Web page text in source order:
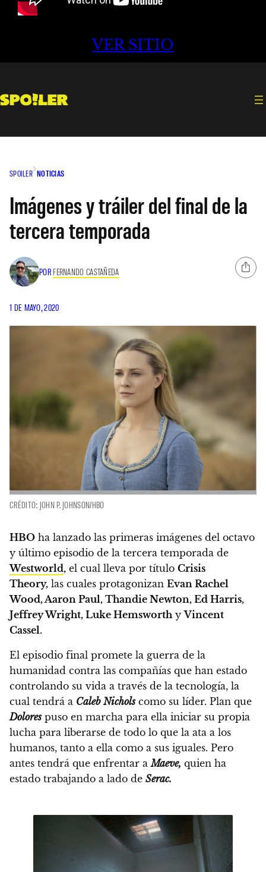
VER SITIO
SPOILER NOTICIAS
Imágenes y tráiler del final de la
tercera temporada
POR FERNANDO CASTAÑEDA
1 DE MAYO, 2020
CRÉDITO: JOHN P. JOHNSON/HBO
HBO ha lanzado las primeras imágenes del octavo
y último episodio de la tercera temporada de
Westworld, el cual lleva por título Crisis
Theory, las cuales protagonizan Evan Rachel
Wood, Aaron Paul, Thandie Newton, Ed Harris,
Jeffrey Wright, Luke Hemsworth yVincent
Cassel.
El episodio final promete la guerra de la
humanidad contra las compañías que han estado
controlando su vida a través de la tecnología, la
cual tendrá a Caleb Nicholscomo su líder. Plan que
Dolorespuso en marcha para ella iniciar su propia
lucha para liberarse de todo lo que la ata a los
humanos, tanto a ella como a sus iguales. Pero
antes tendrá que enfrentar aMaeve, quien ha
estado trabajando a lado de Serac.